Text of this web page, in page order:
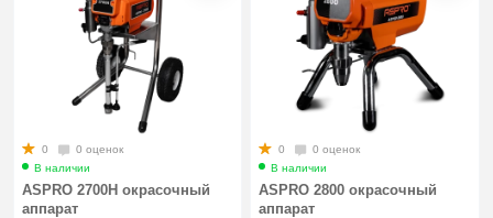
0
0 оценок
В наличии
ASPRO 2700H окрасочный
аппарат
0
0 оценок
В наличии
ASPRO 2800 окрасочный
аппарат